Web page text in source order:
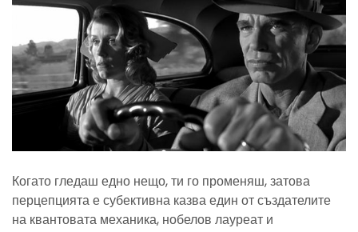
Когато гледаш едно нещо, ти го променяш, затова
перцепцията е субективна казва един от създателите
на квантовата механика, нобелов лауреат и